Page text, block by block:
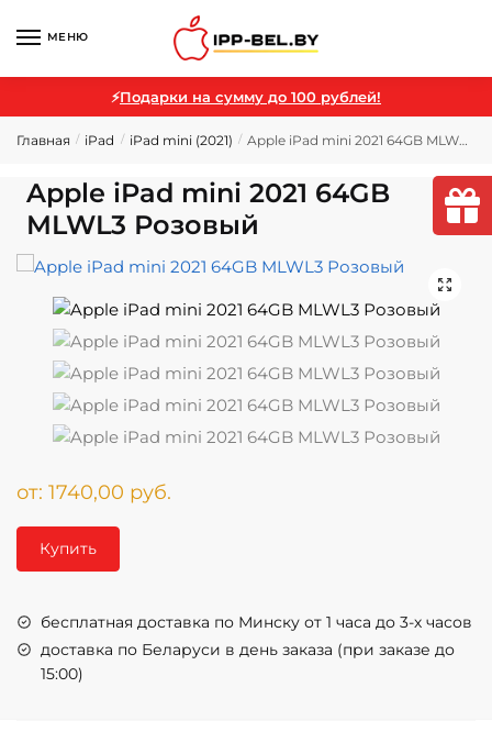
МЕНЮ
⚡Подарки на сумму до 100 рублей!
Главная / iPad / iPad mini (2021) / Apple iPad mini 2021 64GB MLWL3 Розовый
Apple iPad mini 2021 64GB
MLWL3 Розовый
🔍
от: 1740,00 руб.
Купить
бесплатная доставка по Минску от 1 часа до 3-х часов
доставка по Беларуси в день заказа (при заказе до
15:00)